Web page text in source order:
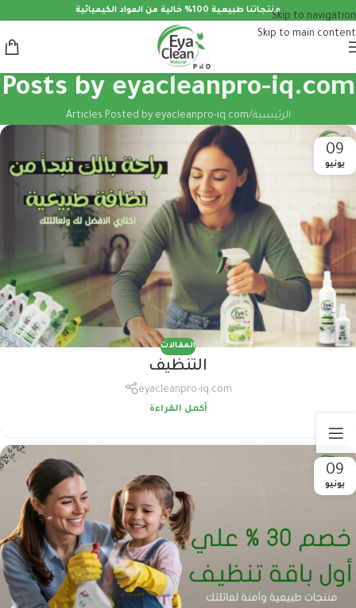
Skip to navigation
Skip to main content
منتجاتنا طبيعية 100% خالية من المواد الكيميائية
Posts by eyacleanpro-iq.com
الرئيسية Articles Posted by eyacleanpro-iq.com
09
يونيو
المقالات
التنظيف
eyacleanpro-iq.com
أكمل القراءة
09
يونيو